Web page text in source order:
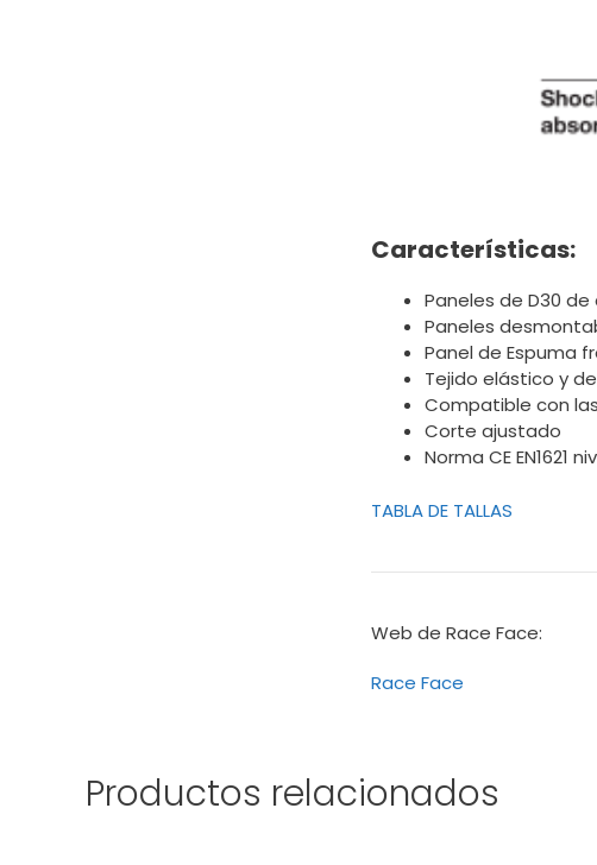
Características:
Paneles de D30
Paneles
Panel de Espuma
Tejido elástico y
Compatible con
Corte ajustado
Norma CE EN1621
TABLA DE TALLAS
Web de Race Face:
Race Face
Productos relacionados